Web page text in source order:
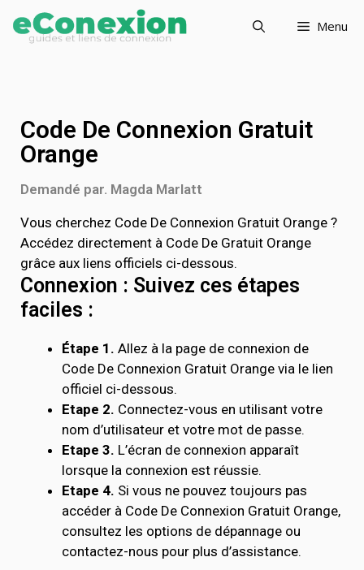
Menu
Code De Connexion Gratuit
Orange
Demandé par. Magda Marlatt
Vous cherchez Code De Connexion Gratuit Orange ?
Accédez directement à Code De Gratuit Orange
grâce aux liens officiels ci-dessous.
Connexion : Suivez ces étapes
faciles :
Étape 1. Allez à la page de connexion de
Code De Connexion Gratuit Orange via le lien
officiel ci-dessous.
Etape 2. Connectez-vous en utilisant votre
nom d’utilisateur et votre mot de passe.
Etape 3. L’écran de connexion apparaît
lorsque la connexion est réussie.
Etape 4. Si vous ne pouvez toujours pas
accéder à Code De Connexion Gratuit Orange,
consultez les options de dépannage ou
contactez-nous pour plus d’assistance.